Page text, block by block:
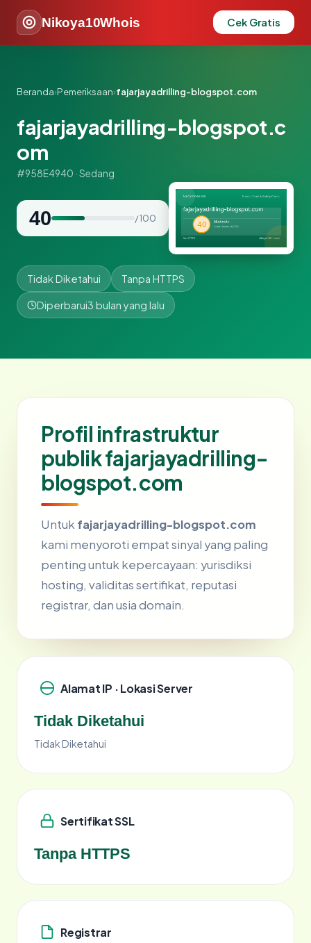
Nikoya10Whois Cek Gratis
Beranda›Pemeriksaan›fajarjayadrilling-blogspot.com
fajarjayadrilling-blogspot.c
om
#958E4940 · Sedang
40 / 100
Tidak Diketahui Tanpa HTTPS
Diperbarui3 bulan yang lalu
Profil infrastruktur
publik fajarjayadrilling-
blogspot.com
Untuk fajarjayadrilling-blogspot.com
kami menyoroti empat sinyal yang paling
penting untuk kepercayaan: yurisdiksi
hosting, validitas sertifikat, reputasi
registrar, dan usia domain.
Alamat IP · Lokasi Server
Tidak Diketahui
Tidak Diketahui
Sertifikat SSL
Tanpa HTTPS
Registrar